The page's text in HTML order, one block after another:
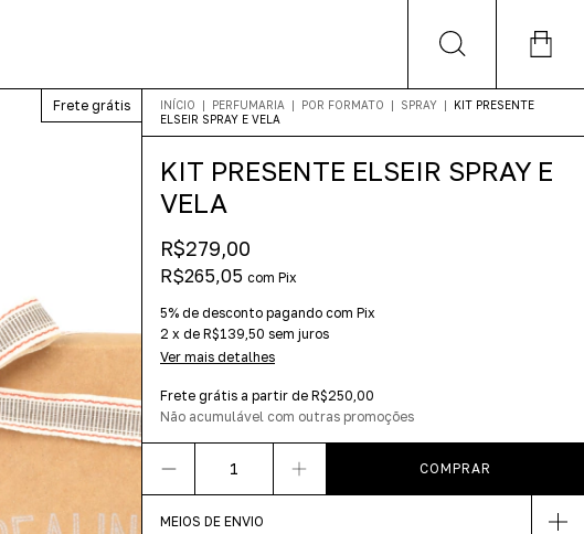
Frete grátis INÍCIO | PERFUMARIA | POR FORMATO | SPRAY |
KIT PRESENTE
ELSEIR SPRAY E VELA
KIT PRESENTE ELSEIR SPRAY E
VELA
R$279,00
R$265,05 com Pix
5% de desconto pagando com Pix
2 x de R$139,50 sem juros
Ver mais detalhes
Frete grátis a partir de R$250,00
Não acumulável com outras promoções
MEIOS DE ENVIO